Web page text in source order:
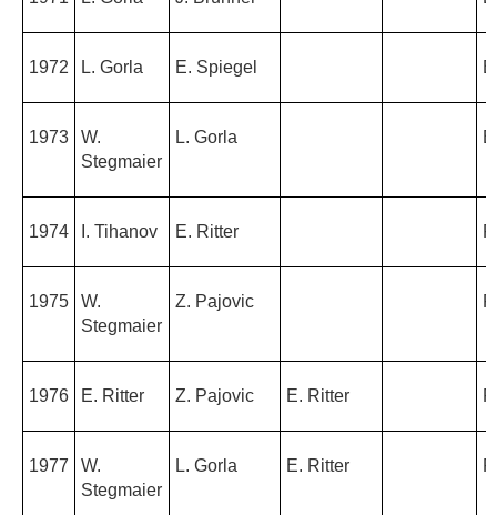
1972 L. Gorla E. Spiegel
1973
W.
Stegmaier
L. Gorla
1974 I. Tihanov E. Ritter
1975
W.
Stegmaier
Z. Pajovic
1976 E. Ritter Z. Pajovic E. Ritter
1977
W.
Stegmaier
L. Gorla E. Ritter